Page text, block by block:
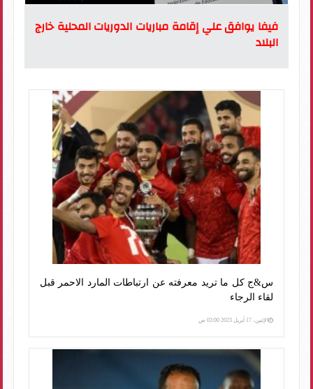
فيفا يوافق علي إقامة مباريات الدوريات المحلية خارج
البلاد
س&ج كل ما تريد معرفته عن ارتباطات المارد الاحمر قبل
لقاء الرجاء
الإثنين، 17 أبريل 2023 03:00 ص